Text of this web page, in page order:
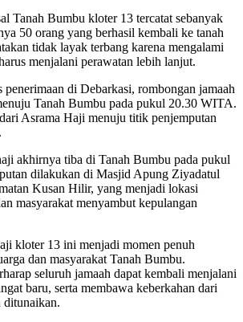
Tanah Bumbu kloter 13 tercatat sebanyak
50 orang yang berhasil kembali ke tanah
tidak layak terbang karena mengalami
menjalani perawatan lebih lanjut.
penerimaan di Debarkasi, rombongan jamaah
Tanah Bumbu pada pukul 20.30 WITA.
Asrama Haji menuju titik penjemputan
akhirnya tiba di Tanah Bumbu pada pukul
dilakukan di Masjid Apung Ziyadatul
Kusan Hilir, yang menjadi lokasi
masyarakat menyambut kepulangan
kloter 13 ini menjadi momen penuh
dan masyarakat Tanah Bumbu.
seluruh jamaah dapat kembali menjalani
baru, serta membawa keberkahan dari
ditunaikan.